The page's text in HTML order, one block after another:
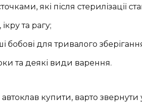
які після стерилізації
та рагу;
бобові для тривалого
та деякі види варення.
купити, варто звернути